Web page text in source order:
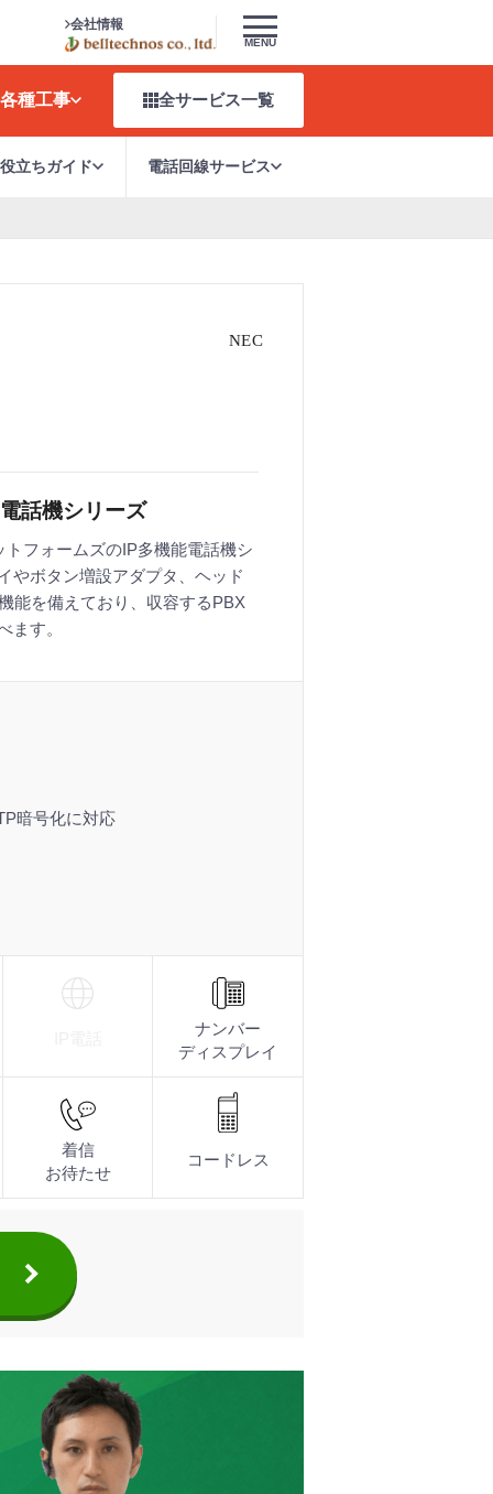
会社情報
MENU
各種工事 全サービス一覧
立ちガイド 電話回線サービス
話機シリーズ
フォームズのIP多機能電話機シ
やボタン増設アダプタ、ヘッド
能を備えており、収容するPBX
ます。
暗号化に対応
、見やすく視認性に配慮した画面表示です。カラーLCDタイ
により、電話機はそのままにファンクションボタンを増設する
利用シーンに応じた各種ヘッドセットを提供。ＥＨＳアダプタ
ナンバー
ディスプレイ
着信
お待たせ
コードレス